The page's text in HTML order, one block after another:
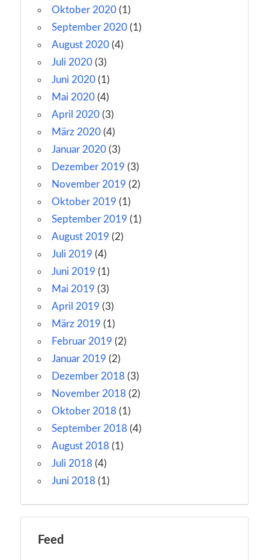
Oktober 2020 (1)
September 2020 (1)
August 2020 (4)
Juli 2020 (3)
Juni 2020 (1)
Mai 2020 (4)
April 2020 (3)
März 2020 (4)
Januar 2020 (3)
Dezember 2019 (3)
November 2019 (2)
Oktober 2019 (1)
September 2019 (1)
August 2019 (2)
Juli 2019 (4)
Juni 2019 (1)
Mai 2019 (3)
April 2019 (3)
März 2019 (1)
Februar 2019 (2)
Januar 2019 (2)
Dezember 2018 (3)
November 2018 (2)
Oktober 2018 (1)
September 2018 (4)
August 2018 (1)
Juli 2018 (4)
Juni 2018 (1)
Feed